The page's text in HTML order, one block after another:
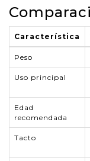
Característica
Peso
Uso principal
Edad
recomendada
Tacto